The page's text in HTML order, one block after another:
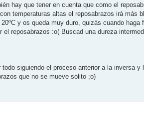
hay que tener en cuenta que como el
temperaturas altas el reposabrazos irá más
y os queda muy duro, quizás cuando
el reposabrazos :o( Buscad una dureza
todo siguiendo el proceso anterior a la inversa y
que no se mueve solito ;o)